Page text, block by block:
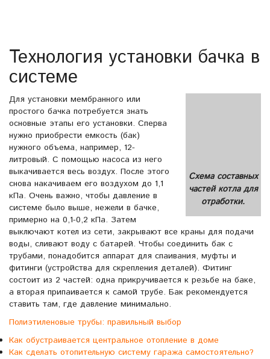
Технология установки бачка в
системе
Схема составных
частей котла для
отработки.
Для установки мембранного или
простого бачка потребуется знать
основные этапы его установки. Сперва
нужно приобрести емкость (бак)
нужного объема, например, 12-
литровый. С помощью насоса из него
выкачивается весь воздух. После этого
снова накачиваем его воздухом до 1,1
кПа. Очень важно, чтобы давление в
системе было выше, нежели в бачке,
примерно на 0,1-0,2 кПа. Затем
выключают котел из сети, закрывают все краны для подачи
воды, сливают воду с батарей. Чтобы соединить бак с
трубами, понадобится аппарат для спаивания, муфты и
фитинги (устройства для скрепления деталей). Фитинг
состоит из 2 частей: одна прикручивается к резьбе на баке,
а вторая припаивается к самой трубе. Бак рекомендуется
ставить там, где давление минимально.
Полиэтиленовые трубы: правильный выбор
Как обустраивается центральное отопление в доме
Как сделать отопительную систему гаража самостоятельно?